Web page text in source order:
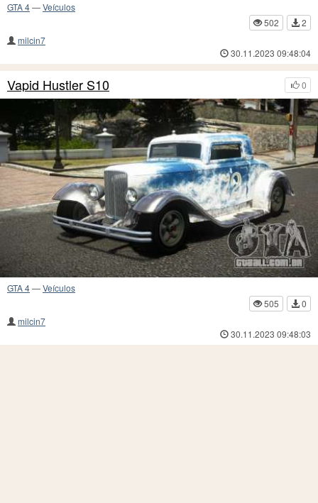
GTA 4—Veículos
502
2
milcin7
30.11.2023 09:48:04
0
Vapid Hustler S10
GTA 4—Veículos
505
0
milcin7
30.11.2023 09:48:03